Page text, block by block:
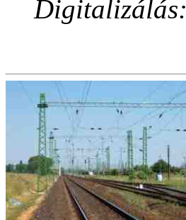
Digitalizálás: